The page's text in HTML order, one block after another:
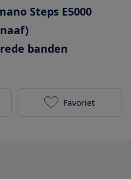
Steps E5000
banden
Gazelle
Favoriet